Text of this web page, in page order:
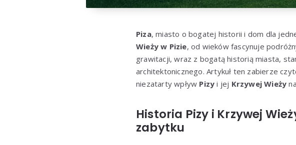
Piza, miasto o bogatej historii i dom dla
Wieży w Pizie, od wieków fascynuje
grawitacji, wraz z bogatą historią miasta,
architektonicznego. Artykuł ten zabierze
niezatarty wpływ Pizy i jej Krzywej Wieży
Historia Pizy i Krzywej
zabytku